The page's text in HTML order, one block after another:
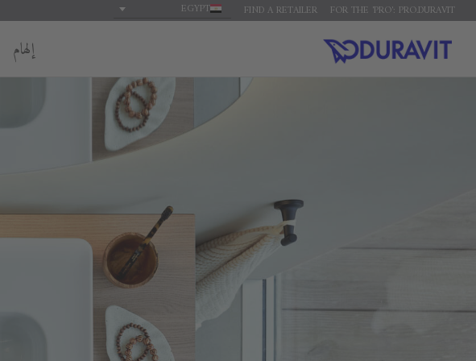
FOR THE 'PRO': PRO.DURAVIT
FIND A RETAILER
EGYPT
إلهام